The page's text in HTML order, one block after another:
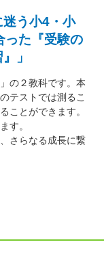
迷う小4・小
った『受験の
」
の２教科です。本
テストでは測るこ
ことができます。
す。
さらなる成長に繋